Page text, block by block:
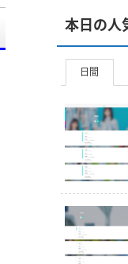
本日の人
日間